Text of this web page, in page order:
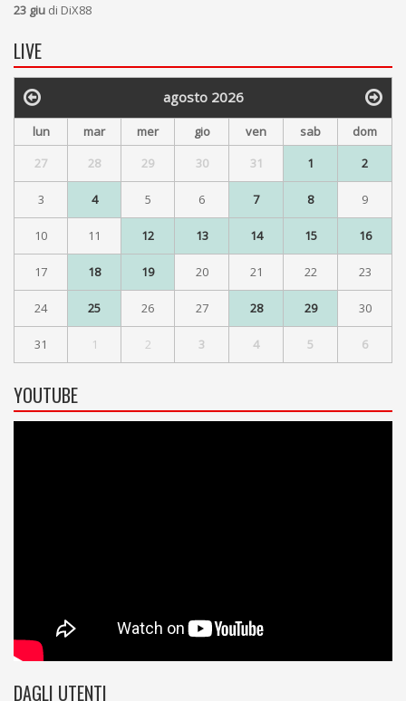
23 giu di DiX88
LIVE
agosto 2026
lun mar mer gio ven sab
dom
27
28 29 30 31 1 2
3 4 5 6 7 8 9
10 11 12 13 14 15 16
17 18 19 20 21 22 23
24 25 26 27 28 29 30
31 1 2 3 4 5 6
YOUTUBE
DAGLI UTENTI